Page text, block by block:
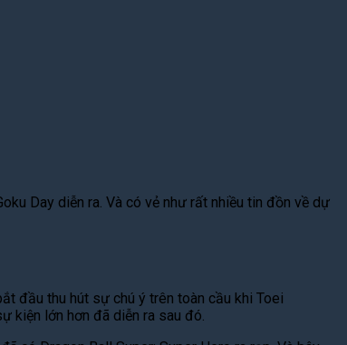
Day diễn ra. Và có vẻ như rất nhiều tin đồn về dự
đầu thu hút sự chú ý trên toàn cầu khi Toei
kiện lớn hơn đã diễn ra sau đó.